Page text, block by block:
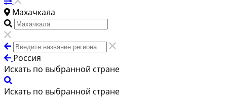
Махачкала
Россия
Искать по выбранной стране
Искать по выбранной стране